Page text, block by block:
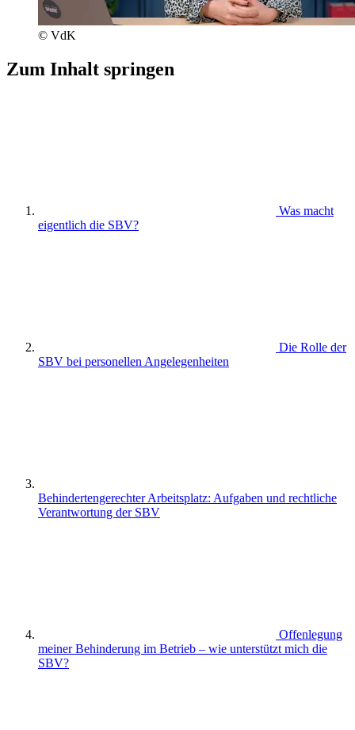
© VdK
Zum Inhalt springen
Was macht
eigentlich die SBV?
Die Rolle der
SBV bei personellen Angelegenheiten
Behindertengerechter Arbeitsplatz: Aufgaben und rechtliche
Verantwortung der SBV
Offenlegung
meiner Behinderung im Betrieb – wie unterstützt mich die
SBV?